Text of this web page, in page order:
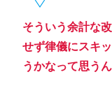
そういう余計な
せず律儀にスキ
うかなって思う